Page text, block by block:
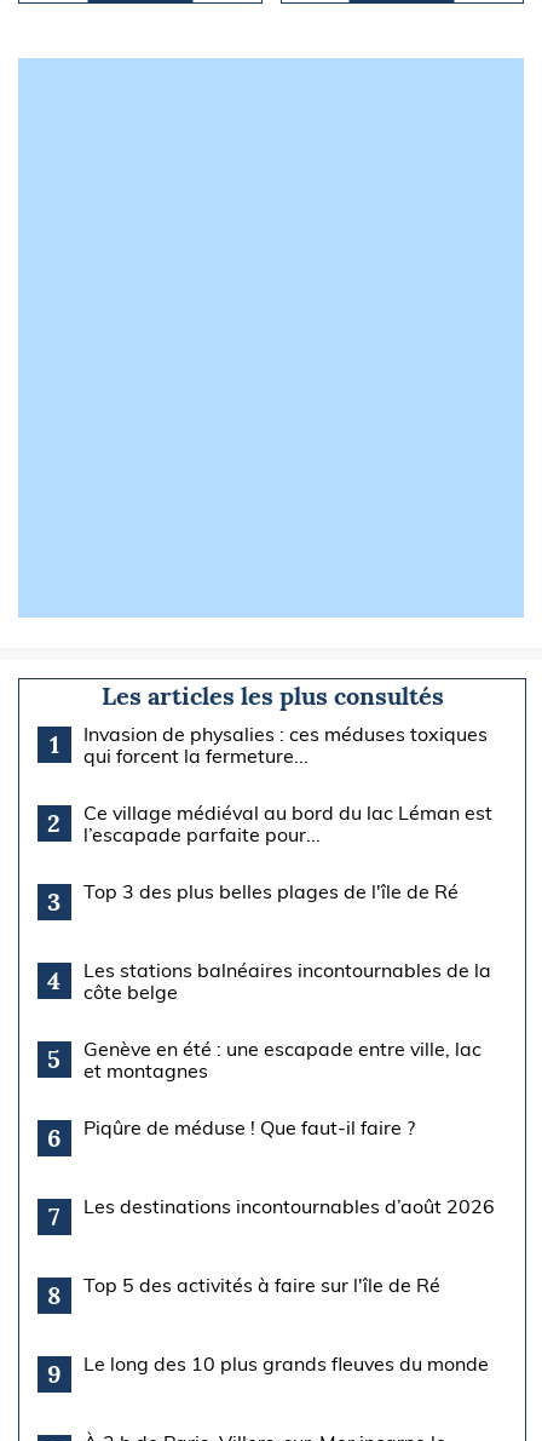
Les articles les plus consultés
1
Invasion de physalies : ces méduses toxiques
qui forcent la fermeture...
2
Ce village médiéval au bord du lac Léman est
l’escapade parfaite pour...
3 Top 3 des plus belles plages de l'île de Ré
4
Les stations balnéaires incontournables de la
côte belge
5
Genève en été : une escapade entre ville, lac
et montagnes
6 Piqûre de méduse ! Que faut-il faire ?
7 Les destinations incontournables d’août 2026
8 Top 5 des activités à faire sur l'île de Ré
9 Le long des 10 plus grands fleuves du monde